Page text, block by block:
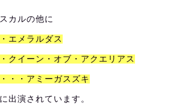
カルの他に
エメラルダス
クイーン・オブ・アクエリアス
・・アミーガスズキ
出演されています。